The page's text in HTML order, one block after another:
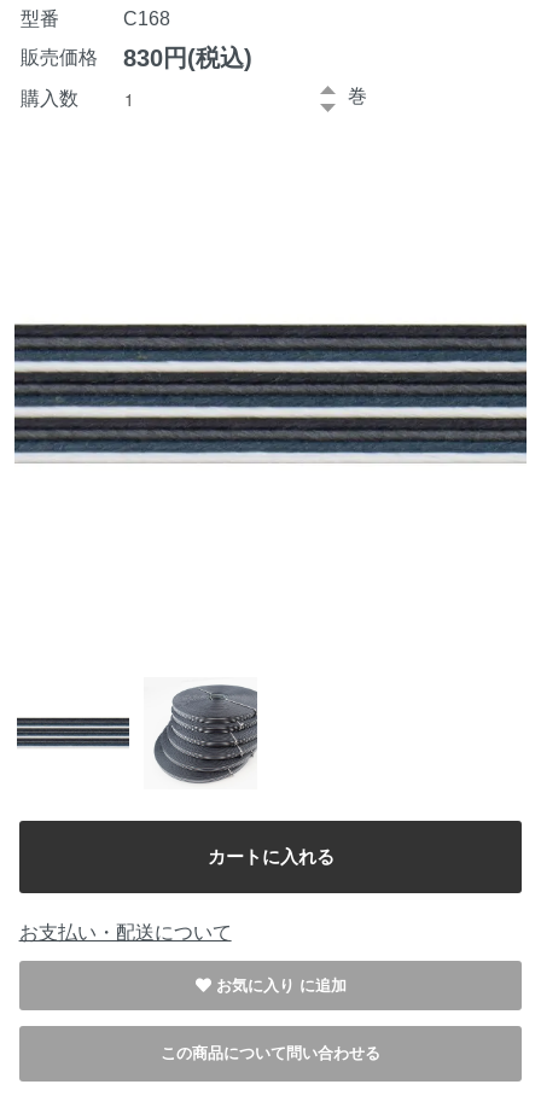
型番
C168
販売価格
830円(税込)
購入数 巻
お支払い・配送について
お気に入り
この商品について問い合わせる